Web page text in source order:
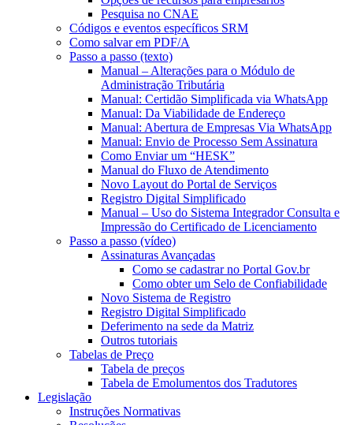
Pesquisa no CNAE
Códigos e eventos específicos SRM
Como salvar em PDF/A
Passo a passo (texto)
Manual – Alterações para o Módulo de
Administração Tributária
Manual: Certidão Simplificada via WhatsApp
Manual: Da Viabilidade de Endereço
Manual: Abertura de Empresas Via WhatsApp
Manual: Envio de Processo Sem Assinatura
Como Enviar um “HESK”
Manual do Fluxo de Atendimento
Novo Layout do Portal de Serviços
Registro Digital Simplificado
Manual – Uso do Sistema Integrador Consulta e
Impressão do Certificado de Licenciamento
Passo a passo (vídeo)
Assinaturas Avançadas
Como se cadastrar no Portal Gov.br
Como obter um Selo de Confiabilidade
Novo Sistema de Registro
Registro Digital Simplificado
Deferimento na sede da Matriz
Outros tutoriais
Tabelas de Preço
Tabela de preços
Tabela de Emolumentos dos Tradutores
Legislação
Instruções Normativas